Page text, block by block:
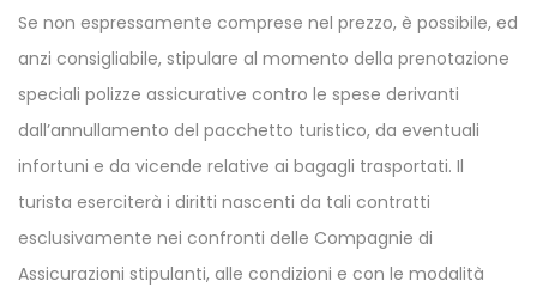
Se non espressamente comprese nel prezzo, è possibile, ed
anzi consigliabile, stipulare al momento della prenotazione
speciali polizze assicurative contro le spese derivanti
dall’annullamento del pacchetto turistico, da eventuali
infortuni e da vicende relative ai bagagli trasportati. Il
turista eserciterà i diritti nascenti da tali contratti
esclusivamente nei confronti delle Compagnie di
Assicurazioni stipulanti, alle condizioni e con le modalità